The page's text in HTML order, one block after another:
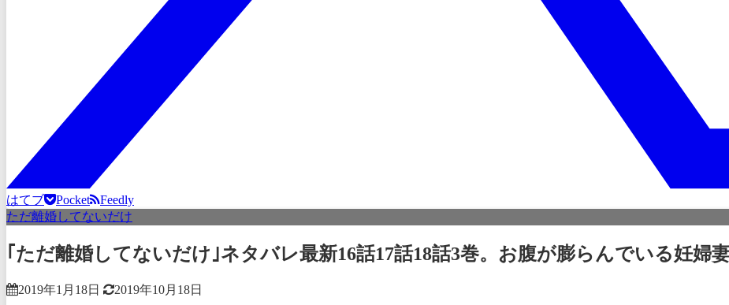
はてブ
Pocket
Feedly
ただ離婚してないだけ
｢ただ離婚してないだけ｣ネタバレ最新16話17話18話3巻。お腹が膨らんでいる妊婦
2019年1月18日 2019年10月18日